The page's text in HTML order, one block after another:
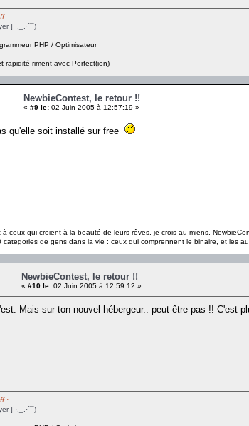
:
] ·._.·´¯)
PHP / Optimisateur
rapidité riment avec Perfect(ion)
NewbieContest, le retour !!
« #9 le: 02 Juin 2005 à 12:57:19 »
qu'elle soit installé sur free
ceux qui croient à la beauté de leurs rêves, je crois au miens,
categories de gens dans la vie : ceux qui comprennent le binaire, et les
NewbieContest, le retour !!
« #10 le: 02 Juin 2005 à 12:59:12 »
Mais sur ton nouvel hébergeur.. peut-être pas !! C'est
:
] ·._.·´¯)